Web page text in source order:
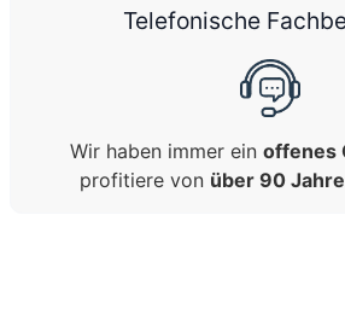
Telefonische
Wir haben immer ein offenes
profitiere von über 90